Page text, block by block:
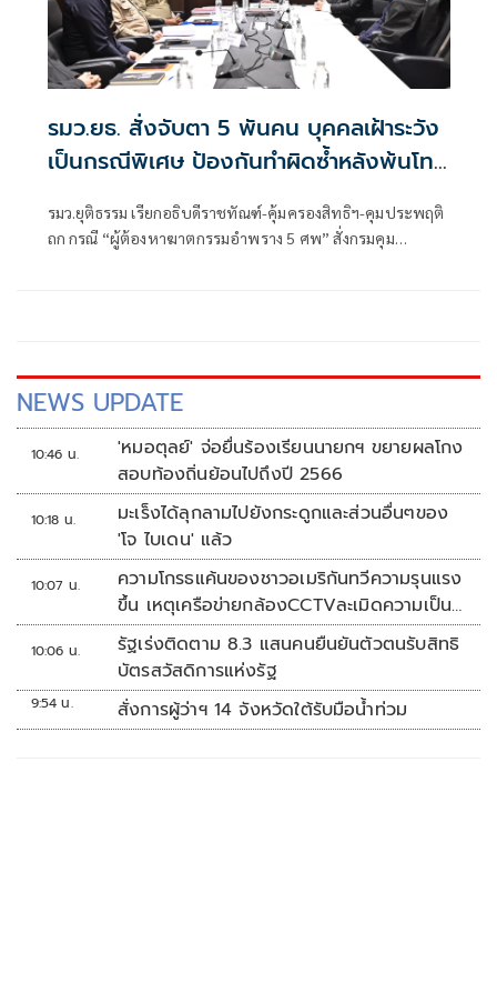
รมว.ยธ. สั่งจับตา 5 พันคน บุคคลเฝ้าระวัง
เป็นกรณีพิเศษ ป้องกันทำผิดซ้ำหลังพ้นโทษ
รมว.ยุติธรรม เรียกอธิบดีราชทัณฑ์-คุ้มครองสิทธิฯ-คุมประพฤติ
ถก กรณี “ผู้ต้องหาฆาตกรรมอำพราง 5 ศพ” สั่งกรมคุม
NEWS UPDATE
10:46 น.
'หมอตุลย์' จ่อยื่นร้องเรียนนายกฯ ขยายผลโกง
สอบท้องถิ่นย้อนไปถึงปี 2566
10:18 น.
มะเร็งได้ลุกลามไปยังกระดูกและส่วนอื่นๆของ
'โจ ไบเดน' แล้ว
10:07 น.
ความโกรธแค้นของชาวอเมริกันทวีความรุนแรง
ขึ้น เหตุเครือข่ายกล้องCCTVละเมิดความเป็น
ส่วนตัว
10:06 น.
รัฐเร่งติดตาม 8.3 แสนคนยืนยันตัวตนรับสิทธิ
บัตรสวัสดิการแห่งรัฐ
9:54 น. สั่งการผู้ว่าฯ 14 จังหวัดใต้รับมือน้ำท่วม